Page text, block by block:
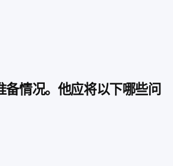
情况。他应将以下哪些问